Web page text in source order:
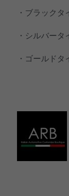
・ブラックタ
・シルバー
・ゴールド